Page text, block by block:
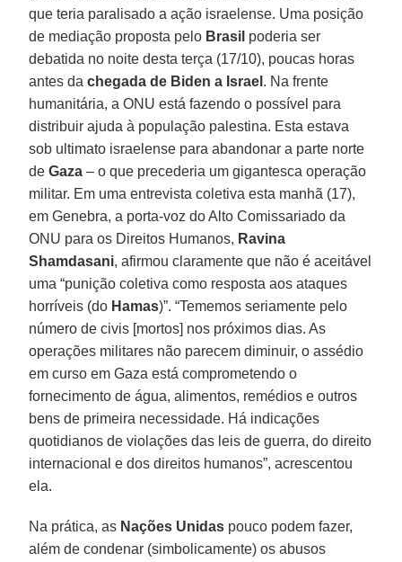
que teria paralisado a ação israelense. Uma posição
de mediação proposta pelo Brasil poderia ser
debatida no noite desta terça (17/10), poucas horas
antes dachegada de Biden a Israel . Na frente
humanitária, a ONU está fazendo o possível para
distribuir ajuda à população palestina. Esta estava
sob ultimato israelense para abandonar a parte norte
deGaza – o que precederia um gigantesca operação
militar. Em uma entrevista coletiva esta manhã (17),
em Genebra, a porta-voz do Alto Comissariado da
ONU para os Direitos Humanos, Ravina
Shamdasani, afirmou claramente que não é aceitável
uma “punição coletiva como resposta aos ataques
horríveis (do Hamas)”. “Tememos seriamente pelo
número de civis [mortos] nos próximos dias. As
operações militares não parecem diminuir, o assédio
em curso em Gaza está comprometendo o
fornecimento de água, alimentos, remédios e outros
bens de primeira necessidade. Há indicações
quotidianos de violações das leis de guerra, do direito
internacional e dos direitos humanos”, acrescentou
ela.
Na prática, as Nações Unidas pouco podem fazer,
além de condenar (simbolicamente) os abusos